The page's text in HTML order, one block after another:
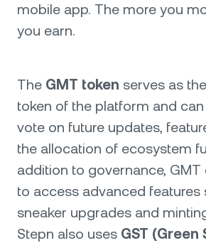
mobile app. The more you
you earn.
The GMT token serves as
token of the platform and
vote on future updates,
the allocation of ecosystem
addition to governance,
to access advanced features
sneaker upgrades and
Stepn also uses GST (Green